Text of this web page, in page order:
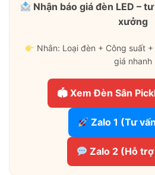
Nhận báo giá đèn LED –
xưởng
Nhắn: Loại đèn + Công suất
giá nhanh
🏟 Xem Đèn Sân
Zalo 1 (Tư
Zalo 2 (Hỗ